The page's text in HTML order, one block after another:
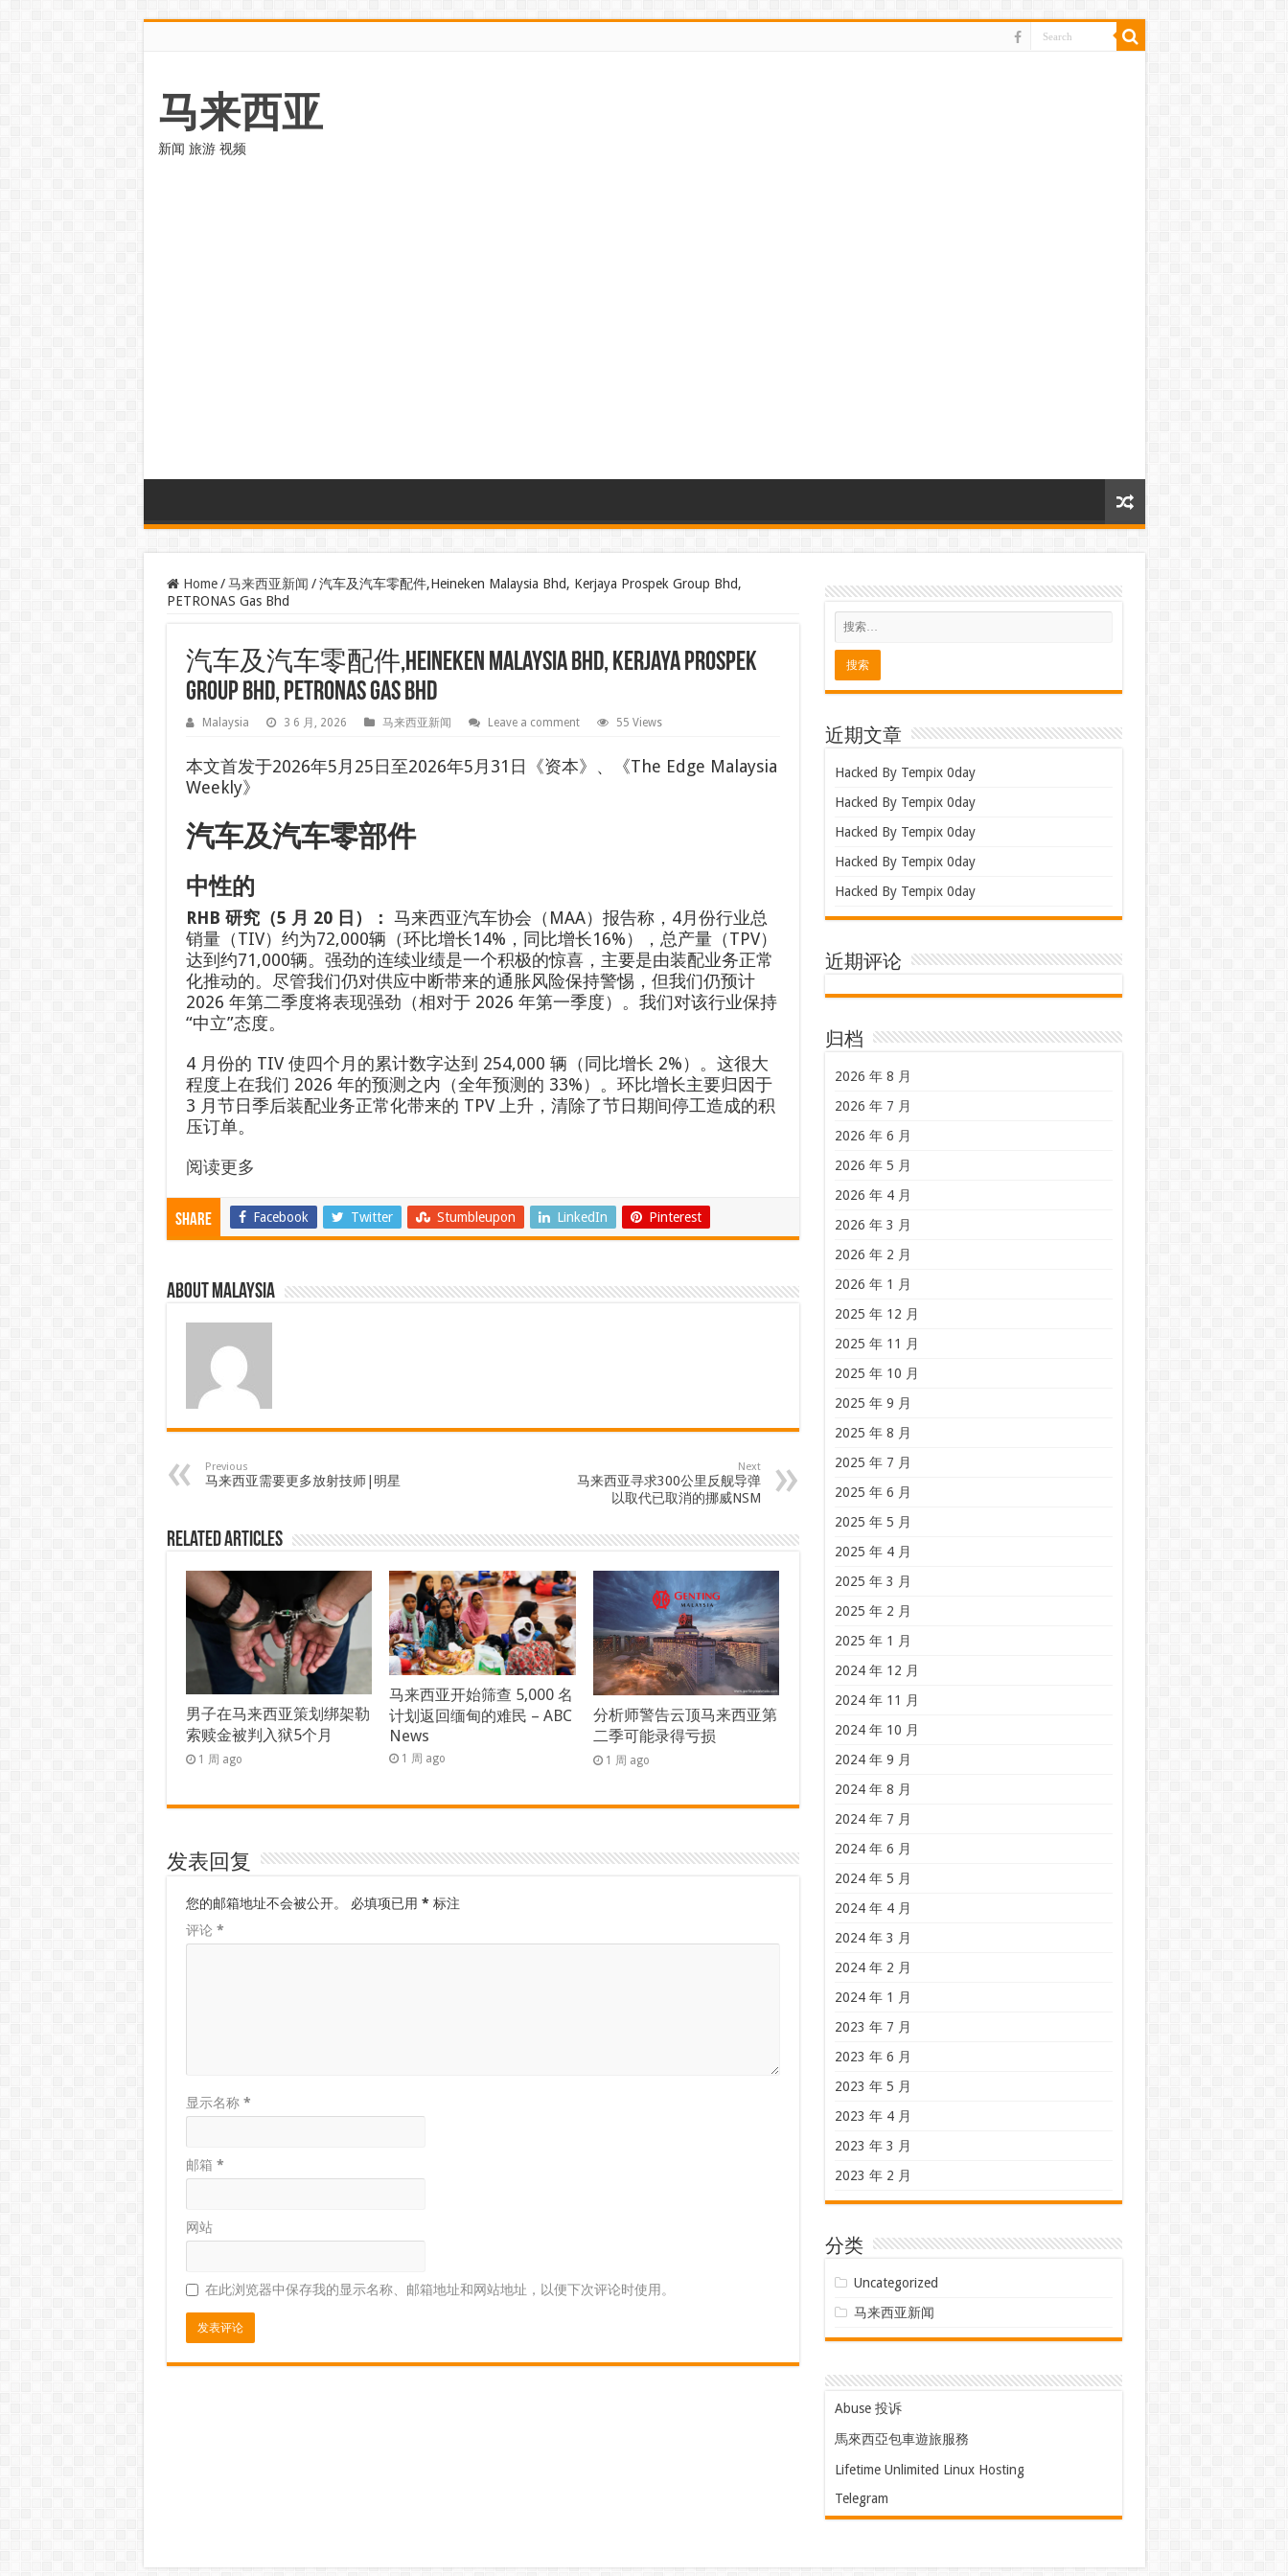
马来西亚
新闻 旅游 视频
Home / 马来西亚新闻 / 汽车及汽车零配件,Heineken Malaysia Bhd, Kerjaya Prospek Group Bhd,
PETRONAS Gas Bhd
汽车及汽车零配件,Heineken Malaysia Bhd, Kerjaya Prospek
Group Bhd, PETRONAS Gas Bhd
Malaysia 3 6 月, 2026 马来西亚新闻 Leave a comment 55 Views
本文首发于2026年5月25日至2026年5月31日《资本》、《The Edge Malaysia
Weekly》
汽车及汽车零部件
中性的
RHB 研究（5 月 20 日）： 马来西亚汽车协会（MAA）报告称，4月份行业总
销量（TIV）约为72,000辆（环比增长14%，同比增长16%），总产量（TPV）
达到约71,000辆。强劲的连续业绩是一个积极的惊喜，主要是由装配业务正常
化推动的。尽管我们仍对供应中断带来的通胀风险保持警惕，但我们仍预计
2026 年第二季度将表现强劲（相对于 2026 年第一季度）。我们对该行业保持
“中立”态度。
4 月份的 TIV 使四个月的累计数字达到 254,000 辆（同比增长 2%）。这很大
程度上在我们 2026 年的预测之内（全年预测的 33%）。环比增长主要归因于
3 月节日季后装配业务正常化带来的 TPV 上升，清除了节日期间停工造成的积
压订单。
阅读更多
Share Facebook Twitter Stumbleupon LinkedIn Pinterest
About Malaysia
Previous
马来西亚需要更多放射技师|明星
Next
马来西亚寻求300公里反舰导弹
以取代已取消的挪威NSM
Related Articles
男子在马来西亚策划绑架勒
索赎金被判入狱5个月
1 周 ago
马来西亚开始筛查 5,000 名
计划返回缅甸的难民 – ABC
News
1 周 ago
分析师警告云顶马来西亚第
二季可能录得亏损
1 周 ago
发表回复
您的邮箱地址不会被公开。 必填项已用 * 标注
评论 *
显示名称 *
邮箱 *
网站
在此浏览器中保存我的显示名称、邮箱地址和网站地址，以便下次评论时使用。
近期文章
Hacked By Tempix 0day
Hacked By Tempix 0day
Hacked By Tempix 0day
Hacked By Tempix 0day
Hacked By Tempix 0day
近期评论
归档
2026 年 8 月
2026 年 7 月
2026 年 6 月
2026 年 5 月
2026 年 4 月
2026 年 3 月
2026 年 2 月
2026 年 1 月
2025 年 12 月
2025 年 11 月
2025 年 10 月
2025 年 9 月
2025 年 8 月
2025 年 7 月
2025 年 6 月
2025 年 5 月
2025 年 4 月
2025 年 3 月
2025 年 2 月
2025 年 1 月
2024 年 12 月
2024 年 11 月
2024 年 10 月
2024 年 9 月
2024 年 8 月
2024 年 7 月
2024 年 6 月
2024 年 5 月
2024 年 4 月
2024 年 3 月
2024 年 2 月
2024 年 1 月
2023 年 7 月
2023 年 6 月
2023 年 5 月
2023 年 4 月
2023 年 3 月
2023 年 2 月
分类
Uncategorized
马来西亚新闻
Abuse 投诉
馬來西亞包車遊旅服務
Lifetime Unlimited Linux Hosting
Telegram